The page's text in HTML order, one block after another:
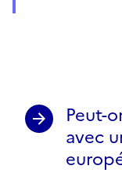
Peut-
avec